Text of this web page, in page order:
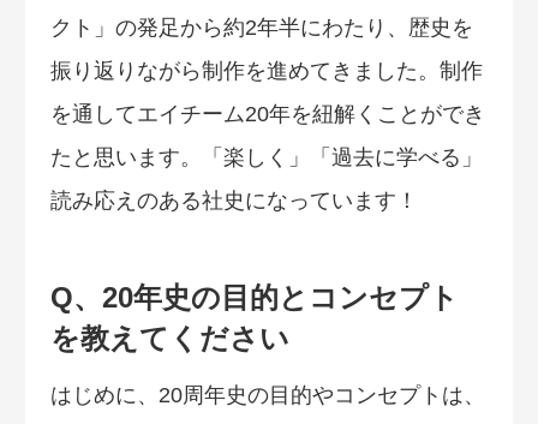
クト」の発足から約2年半にわたり、歴史を
振り返りながら制作を進めてきました。制作
を通してエイチーム20年を紐解くことができ
たと思います。「楽しく」「過去に学べる」
読み応えのある社史になっています！
Q、20年史の目的とコンセプト
を教えてください
はじめに、20周年史の目的やコンセプトは、